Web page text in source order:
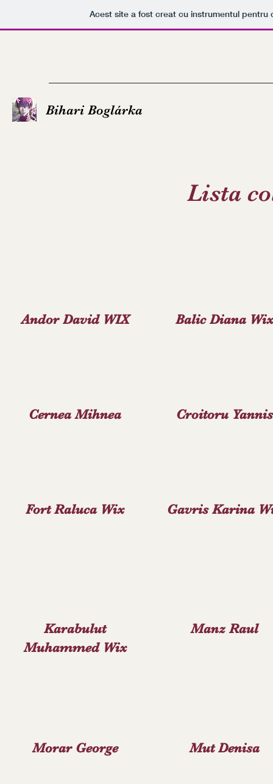
Acest site a fost creat cu instrumentul pentru
Bihari Boglárka
Lista
Andor David WIX Balic Diana Wix
Cernea Mihnea Croitoru Yannis
Fort Raluca Wix Gavris Karina
Karabulut
Muhammed Wix
Manz Raul
Morar George Mut Denisa